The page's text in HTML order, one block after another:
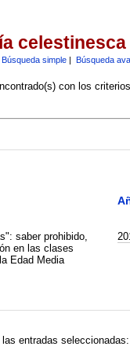
celestinesca
Búsqueda simple| Búsqueda
con los
saber prohibido,
en las clases
Edad Media
las entradas seleccionadas: